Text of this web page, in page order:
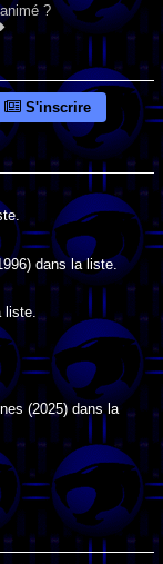
?
S'inscrire
dans la liste.
(2025) dans la